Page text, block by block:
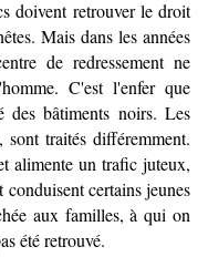
doivent retrouver le droit
Mais dans les années
de redressement ne
C'est l'enfer que
des bâtiments noirs. Les
sont traités différemment.
alimente un trafic juteux,
conduisent certains jeunes
aux familles, à qui on
été retrouvé.